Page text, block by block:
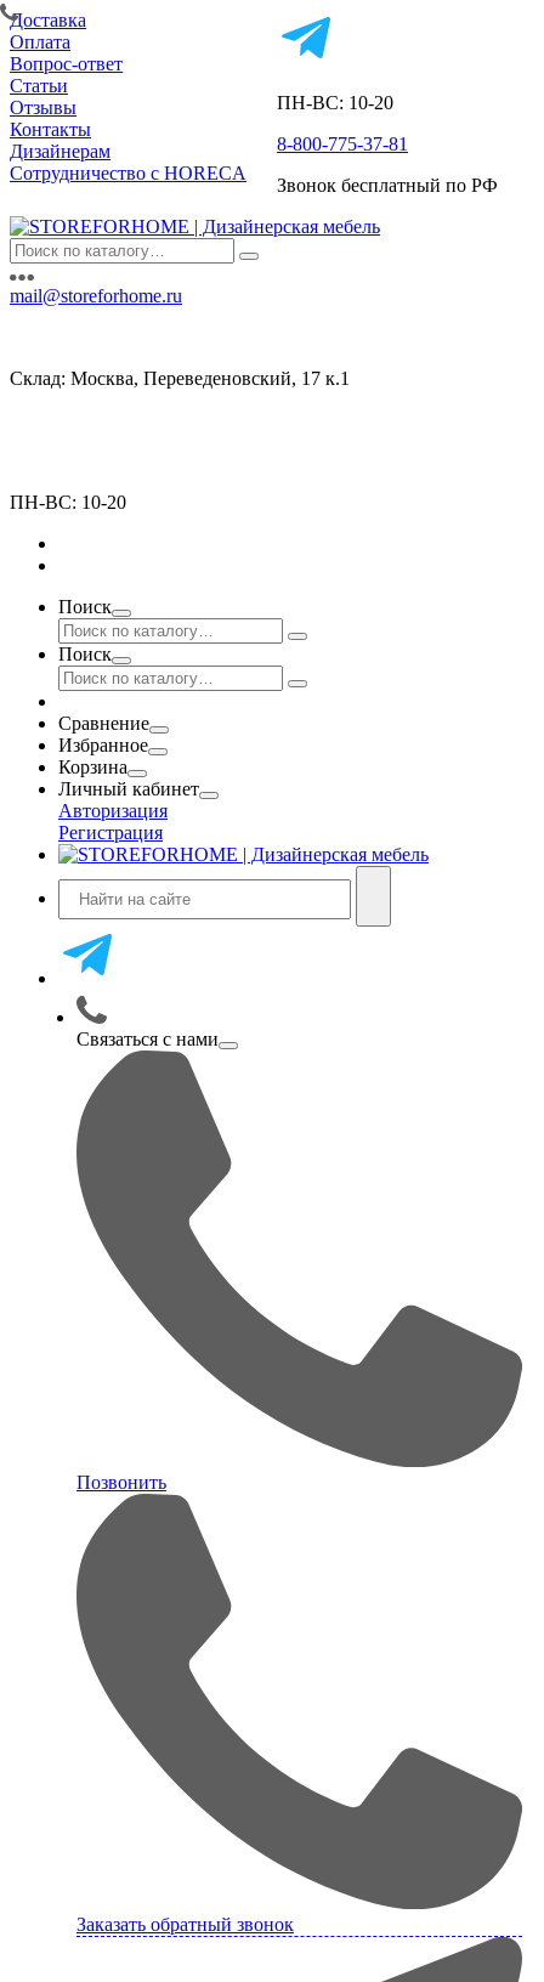
Доставка
Оплата
Вопрос-ответ
Статьи
Отзывы
Контакты
Дизайнерам
Сотрудничество с HORECA
ПН-ВС: 10-20
8-800-775-37-81
Звонок бесплатный по РФ
mail@storeforhome.ru
Склад: Москва, Переведеновский, 17 к.1
ПН-ВС: 10-20
Поиск
Поиск
Сравнение
Избранное
Корзина
Личный кабинет
Авторизация
Регистрация
Связаться с нами
Позвонить
Заказать обратный звонок